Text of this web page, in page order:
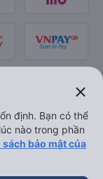
close
định. Bạn có thể
nào trong phần
bảo mật của